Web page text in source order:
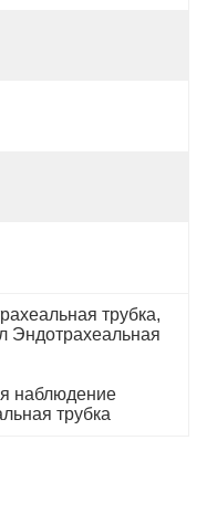
трубка,
Эндотрахеальная
наблюдение
трубка